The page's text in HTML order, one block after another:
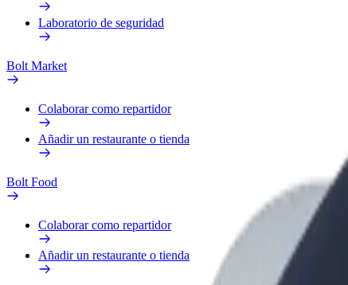
Laboratorio de seguridad
Bolt Market
Colaborar como repartidor
Añadir un restaurante o tienda
Bolt Food
Colaborar como repartidor
Añadir un restaurante o tienda